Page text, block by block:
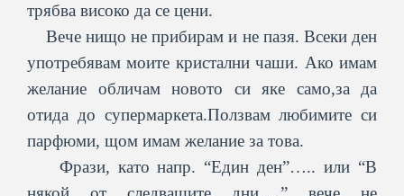
трябва високо да се цени.
Вече нищо не прибирам и не пазя. Всеки ден
употребявам моите кристални чаши. Ако имам
желание обличам новото си яке само,за да
отида до супермаркета.Ползвам любимите си
парфюми, щом имам желание за това.
Фрази, като напр. “Един ден”….. или “В